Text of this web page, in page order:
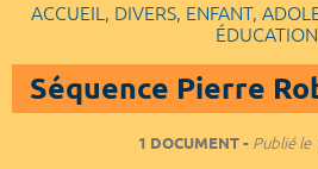
ACCUEIL, DIVERS, ENFANT,
ÉDUCATION
Séquence Pierre
1 DOCUMENT Publié le